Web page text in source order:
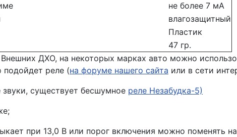
не более 7 мА
влагозащитный
Пластик
47 гр.
ДХО, на некоторых марках авто можно
подойдет реле (на форуме нашего сайта или в сети
существует бесшумное реле Незабудка-5)
при 13,0 В или порог включения можно поменять